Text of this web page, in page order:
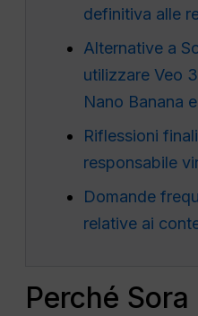
definitiva alle
Alternative a
utilizzare Veo
Nano Banana
Riflessioni
responsabile
Domande
relative ai
Perché